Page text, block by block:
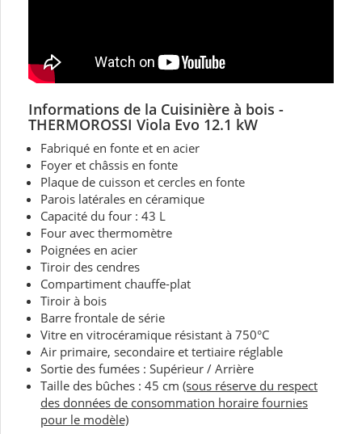
Informations de la Cuisinière à bois -
THERMOROSSI Viola Evo 12.1 kW
Fabriqué en fonte et en acier
Foyer et châssis en fonte
Plaque de cuisson et cercles en fonte
Parois latérales en céramique
Capacité du four : 43 L
Four avec thermomètre
Poignées en acier
Tiroir des cendres
Compartiment chauffe-plat
Tiroir à bois
Barre frontale de série
Vitre en vitrocéramique résistant à 750°C
Air primaire, secondaire et tertiaire réglable
Sortie des fumées : Supérieur / Arrière
Taille des bûches : 45 cm (sous réserve du respect
des données de consommation horaire fournies
pour le modèle)